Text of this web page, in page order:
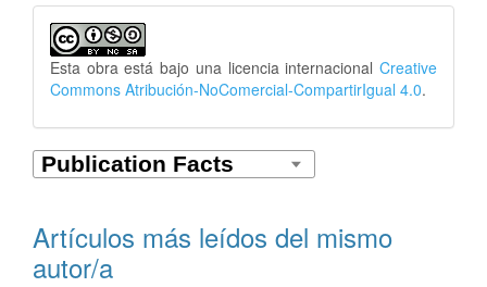
Esta obra está bajo una licencia internacional Creative
Commons Atribución-NoComercial-CompartirIgual 4.0.
Artículos más leídos del mismo
autor/a